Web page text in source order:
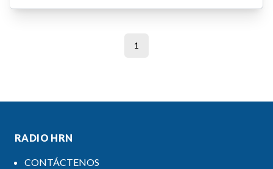
1
RADIO HRN
CONTÁCTENOS